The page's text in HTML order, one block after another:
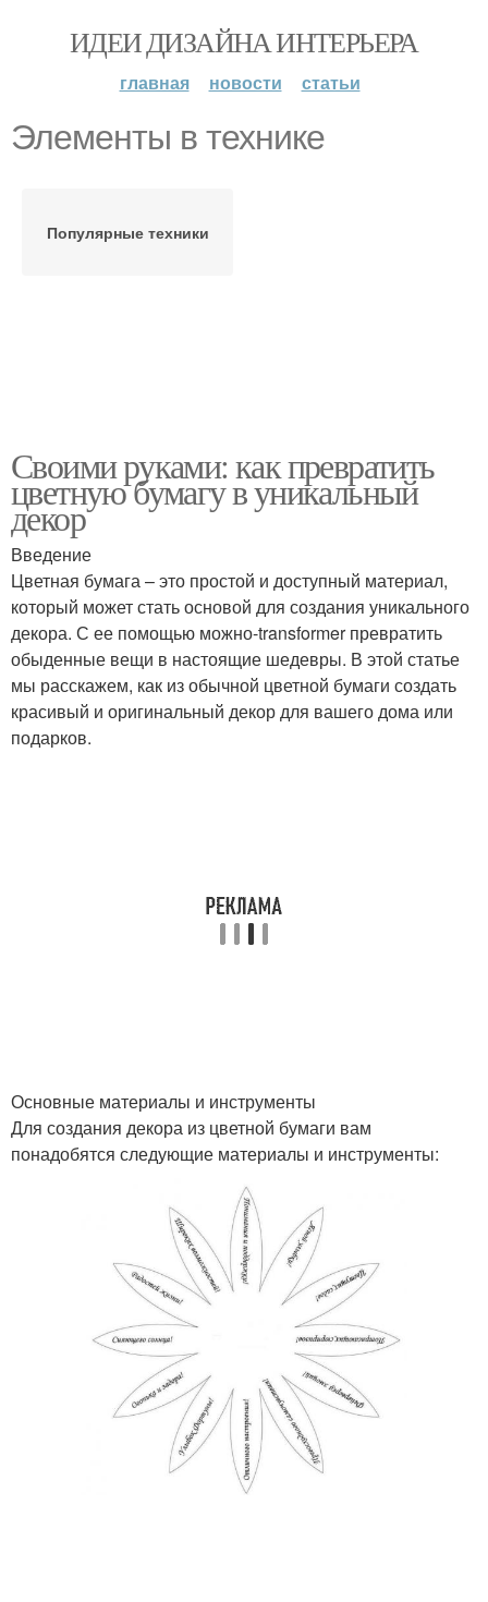
ИДЕИ ДИЗАЙНА ИНТЕРЬЕРА
главная новости статьи
Элементы в технике
Популярные техники
Своими руками: как превратить
цветную бумагу в уникальный
декор
Введение
Цветная бумага – это простой и доступный материал,
который может стать основой для создания уникального
декора. С ее помощью можно-transformer превратить
обыденные вещи в настоящие шедевры. В этой статье
мы расскажем, как из обычной цветной бумаги создать
красивый и оригинальный декор для вашего дома или
подарков.
Основные материалы и инструменты
Для создания декора из цветной бумаги вам
понадобятся следующие материалы и инструменты: